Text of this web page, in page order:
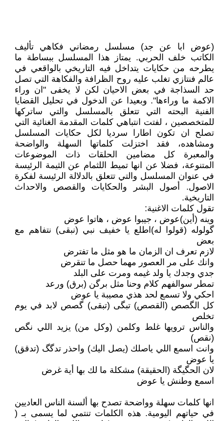
(عوض ابا عن جد) مسلسل رمضاني فكاهي تأليف
الكاتب خلف الحربي. يمتاز هذا المسلسل ببساطة ما
يطرحه من حكايات يتداخل فيه التاريخي بالواقعي في
عالم فنتازي تغلب عليه روح الظرافة والفكاهة التي تصل
حد السذاجة في بعض الاحيان لكن لا يخفى "ان وراء
الاكمة ما وراءها". وبعيدا عن الدخول في تحليل القضايا
الفنية البحته التي تتعلق بالمسلسل والتي ساتركها
للمتخصصين ، لفتت انتباهي كلمات المقدمة الغنائية التي
تصلح ان تكون اطارا سرديا لكل حكايات المسلسل
ومشاهده، فقد اختزلت كلماتها السهلة والواضحة
والمعبرة كل مضامين الحلقات ذات الموضوعات
المتنوعة، فضلا عن انها تميط اللثمام عن الثيمة الرئيسة
في عنوان المسلسل والتي تتعلق بالدلالة الرئيسة لفكرة
الاصول. أصول البشر والحكايات والقصص والاحداث
التاريخية.
تقول كلمات الاغنية:
وينه (أين)عوض ، جيبوا عوض ، هاتوا عوض
گولوله (قولوا له)اطلع يا خفيف نبي (نبقى) نتفاهم مع
بعض
لازم تعرف ان الزمان ما هو مثل ما تفترض
وانك على مر العصور مهما حصل ما تنقرض
جدي وجدك يا ولد غيمه ومرت على البلد
تمطر سوالفهم كلام وحنا مثل برگن (برق) ورعد
احكي ولا تسمع لحد هذي مصيبة يا عوض
كل الگصص (القصص) تبگى (تبقى) گصص لابد في يوم
تخلص
والناس ترويها غلط وكلمن (وكل من) يزيد اللي نگص
(نقص)
وانت اسمع اللي ياصلك (يصل اليك) واحذر تدگگ (تدقق)
يا عوض
لان الحگيگة (الحقيقة) مشكلة ما لك بها أية غرض
اسمع وطنش يا عوض
انها كلمات سهلة وواضحة تصدح بها ألسنة الناس العاديين
في حياتهم اليومية. هذه الكلمات تنتمي لما يسمى بـ (